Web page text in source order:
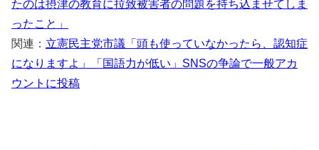
たのは摂津の教育に拉致被害者の問題を持ち込ませてしま
ったこと」
関連： 立憲民主党市議「頭も使っていなかったら、認知症
になりますよ」「国語力が低い」SNSの争論で一般アカ
ウントに投稿